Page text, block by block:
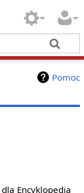
Pomoc
Encyklopedia